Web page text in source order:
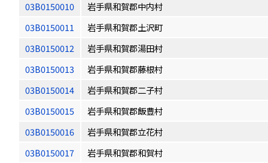
03B0150010
岩手県和賀郡中内村
03B0150011
岩手県和賀郡土沢町
03B0150012
岩手県和賀郡湯田村
03B0150013
岩手県和賀郡藤根村
03B0150014
岩手県和賀郡二子村
03B0150015
岩手県和賀郡飯豊村
03B0150016
岩手県和賀郡立花村
03B0150017
岩手県和賀郡和賀村